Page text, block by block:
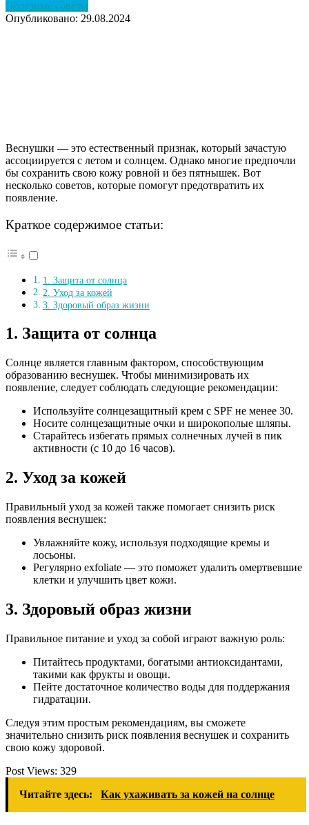
Полезные советы
Опубликовано: 29.08.2024
Веснушки — это естественный признак, который зачастую
ассоциируется с летом и солнцем. Однако многие предпочли
бы сохранить свою кожу ровной и без пятнышек. Вот
несколько советов, которые помогут предотвратить их
появление.
Краткое содержимое статьи:
1. Защита от солнца
2. Уход за кожей
3. Здоровый образ жизни
1. Защита от солнца
Солнце является главным фактором, способствующим
образованию веснушек. Чтобы минимизировать их
появление, следует соблюдать следующие рекомендации:
Используйте солнцезащитный крем с SPF не менее 30.
Носите солнцезащитные очки и широкополые шляпы.
Старайтесь избегать прямых солнечных лучей в пик
активности (с 10 до 16 часов).
2. Уход за кожей
Правильный уход за кожей также помогает снизить риск
появления веснушек:
Увлажняйте кожу, используя подходящие кремы и
лосьоны.
Регулярно exfoliate — это поможет удалить омертвевшие
клетки и улучшить цвет кожи.
3. Здоровый образ жизни
Правильное питание и уход за собой играют важную роль:
Питайтесь продуктами, богатыми антиоксидантами,
такими как фрукты и овощи.
Пейте достаточное количество воды для поддержания
гидратации.
Следуя этим простым рекомендациям, вы сможете
значительно снизить риск появления веснушек и сохранить
свою кожу здоровой.
Post Views: 329
Читайте здесь:
Как ухаживать за кожей на солнце